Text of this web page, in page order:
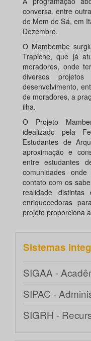
conversa, entre
de Mem de Sá, em
Dezembro.
O Mambembe
Trapiche, que já
moradores, onde
diversos
desenvolvimento,
de moradores, a
ilha.
O Projeto
idealizado pela
Estudantes de
aproximação e
entre estudantes
comunidades
contato com os
realidade distintas
enriquecedoras
projeto proporciona
Sistemas
SIGAA -
SIPAC -
SIGRH -